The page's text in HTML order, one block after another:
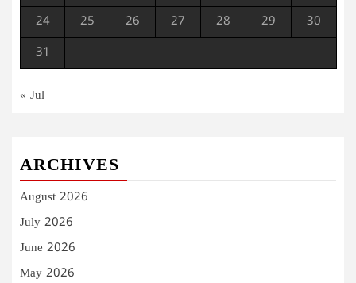
24 25 26 27 28 29 30
31
« Jul
ARCHIVES
August 2026
July 2026
June 2026
May 2026